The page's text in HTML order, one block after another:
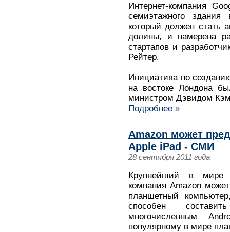
Интернет-компания
семиэтажного
который должен стать
долины, и намерена
стартапов и
Рейтер.
Инициатива по
на востоке Лондона
министром Дэвидом
Подробнее »
Amazon может
Apple iPad - СМИ
28 сентября 2011 года
Крупнейший в мире
компания Amazon
планшетный
способен
многочисленным
популярному в мире